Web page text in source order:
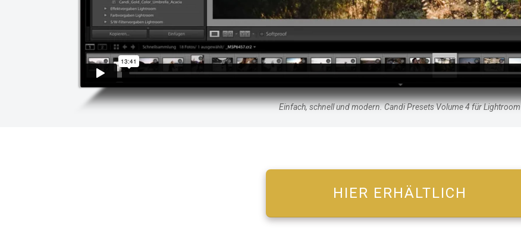
Einfach, schnell und modern. Candi Presets Volume 4 für Lightroom
HIER ERHÄLTLICH